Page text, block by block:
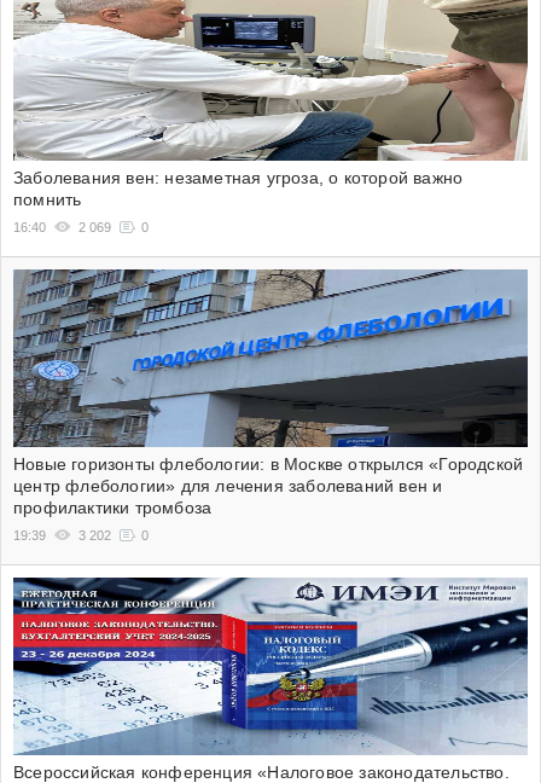
Заболевания вен: незаметная угроза, о которой важно
помнить
16:40 2 069 0
Новые горизонты флебологии: в Москве открылся «Городской
центр флебологии» для лечения заболеваний вен и
профилактики тромбоза
19:39 3 202 0
Всероссийская конференция «Налоговое законодательство.